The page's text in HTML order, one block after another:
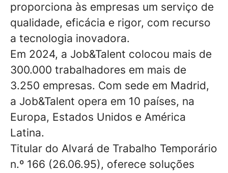
proporciona às empresas um serviço de
qualidade, eficácia e rigor, com recurso
a tecnologia inovadora.
Em 2024, a Job&Talent colocou mais de
300.000 trabalhadores em mais de
3.250 empresas. Com sede em Madrid,
a Job&Talent opera em 10 países, na
Europa, Estados Unidos e América
Latina.
Titular do Alvará de Trabalho Temporário
n.º 166 (26.06.95), oferece soluções